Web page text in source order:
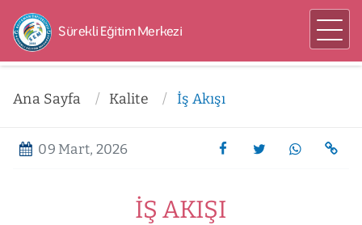
Sürekli Eğitim Merkezi
Ana Sayfa Kalite İş Akışı
09 Mart, 2026
İŞ AKIŞI